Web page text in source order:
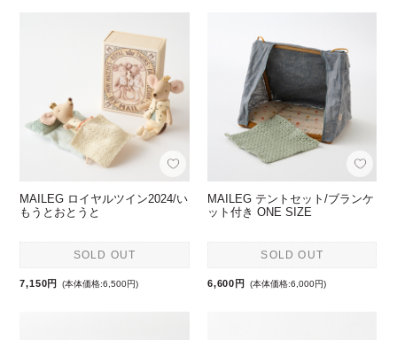
MAILEG ロイヤルツイン2024/い
もうとおとうと
SOLD OUT
7,150円 (本体価格:6,500円)
MAILEG テントセット/ブランケ
ット付き ONE SIZE
SOLD OUT
6,600円 (本体価格:6,000円)